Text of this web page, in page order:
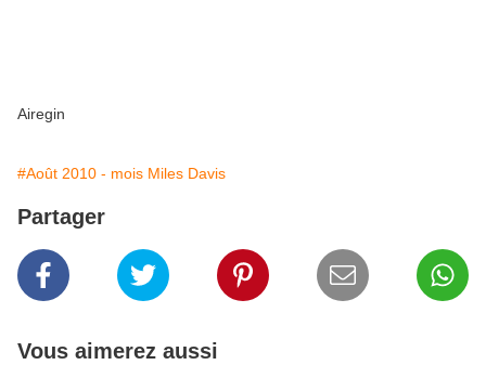
Airegin
#Août 2010 - mois Miles Davis
Partager
Vous aimerez aussi